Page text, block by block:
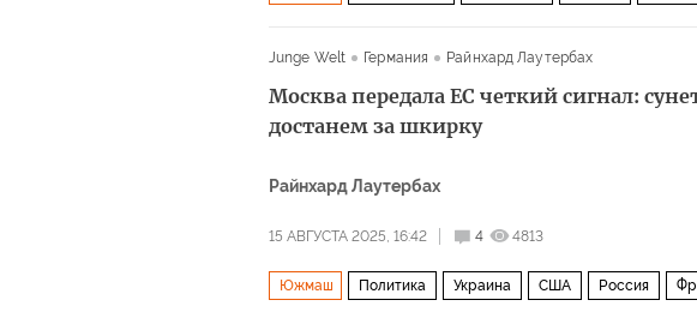
Junge Welt
Германия Райнхард Лаутербах
Москва передала ЕС четкий сигнал:
достанем за шкирку
Райнхард Лаутербах
15 АВГУСТА 2025, 16:42 4 4813
Южмаш Политика Украина США Россия